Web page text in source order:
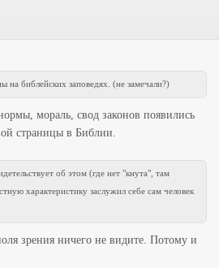
на библейских заповедях. (не замечали?)
мораль, свод законов появились
страницы в Библии.
об этом (где нет "кнута", там
характеристику заслужил себе сам человек
зрения ничего не видите. Потому и